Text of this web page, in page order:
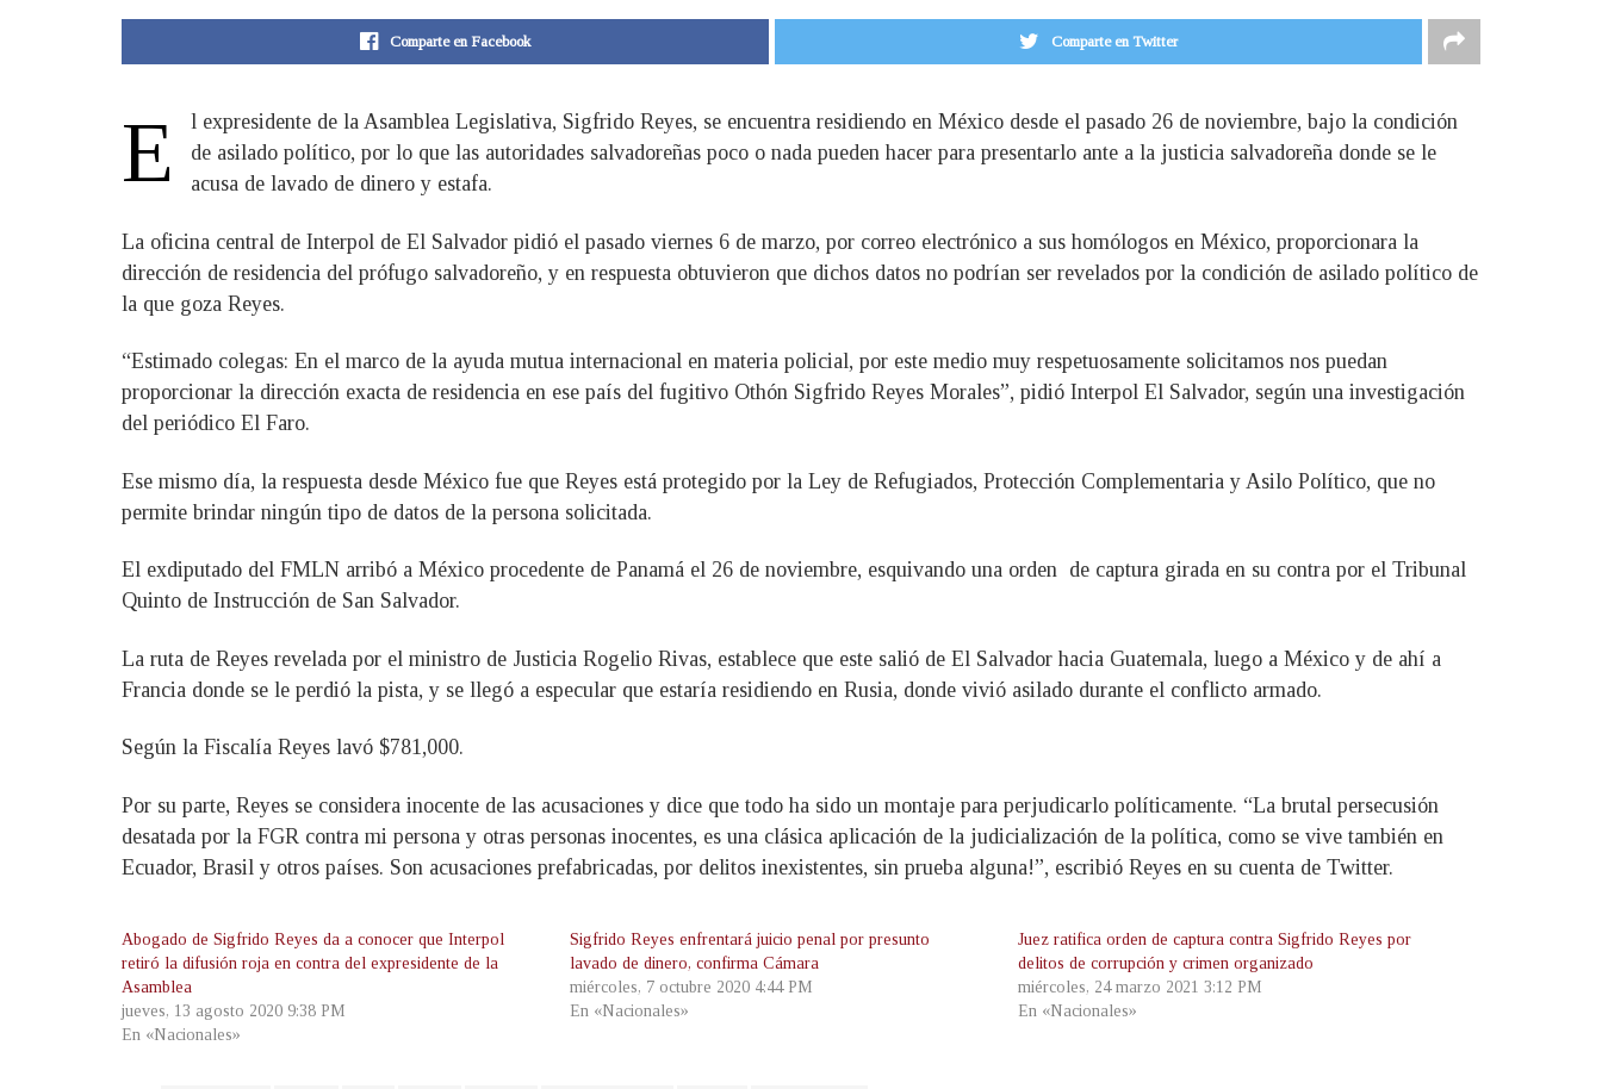
Comparte en Facebook Comparte en Twitter
E
​l expresidente de la Asamblea Legislativa, Sigfrido Reyes, se encuentra residiendo en México desde el pasado 26 de noviembre, bajo la condición
de asilado político, por lo que las autoridades salvadoreñas poco o nada pueden hacer para presentarlo ante a la justicia salvadoreña donde se le
acusa de lavado de dinero y estafa.
La oficina central de Interpol de El Salvador pidió el pasado viernes 6 de marzo, por correo electrónico a sus homólogos en México, proporcionara la
dirección de residencia del prófugo salvadoreño, y en respuesta obtuvieron que dichos datos no podrían ser revelados por la condición de asilado político de
la que goza Reyes.
“Estimado colegas: En el marco de la ayuda mutua internacional en materia policial, por este medio muy respetuosamente solicitamos nos puedan
proporcionar la dirección exacta de residencia en ese país del fugitivo Othón Sigfrido Reyes Morales”, pidió Interpol El Salvador, según una investigación
del periódico El Faro.
Ese mismo día, la respuesta desde México fue que Reyes está protegido por la Ley de Refugiados, Protección Complementaria y Asilo Político, que no
permite brindar ningún tipo de datos de la persona solicitada.
El exdiputado del FMLN arribó a México procedente de Panamá el 26 de noviembre, esquivando una orden de captura girada en su contra por el Tribunal
Quinto de Instrucción de San Salvador.
La ruta de Reyes revelada por el ministro de Justicia Rogelio Rivas, establece que este salió de El Salvador hacia Guatemala, luego a México y de ahí a
Francia donde se le perdió la pista, y se llegó a especular que estaría residiendo en Rusia, donde vivió asilado durante el conflicto armado.
Según la Fiscalía Reyes lavó $781,000.
Por su parte, Reyes se considera inocente de las acusaciones y dice que todo ha sido un montaje para perjudicarlo políticamente. “La brutal persecusión
desatada por la FGR contra mi persona y otras personas inocentes, es una clásica aplicación de la judicialización de la política, como se vive también en
Ecuador, Brasil y otros países. Son acusaciones prefabricadas, por delitos inexistentes, sin prueba alguna!”, escribió Reyes en su cuenta de Twitter.
Abogado de Sigfrido Reyes da a conocer que Interpol
retiró la difusión roja en contra del expresidente de la
Asamblea
jueves, 13 agosto 2020 9:38 PM
En «Nacionales»
Sigfrido Reyes enfrentará juicio penal por presunto
lavado de dinero, confirma Cámara
miércoles, 7 octubre 2020 4:44 PM
En «Nacionales»
Juez ratifica orden de captura contra Sigfrido Reyes por
delitos de corrupción y crimen organizado
miércoles, 24 marzo 2021 3:12 PM
En «Nacionales»